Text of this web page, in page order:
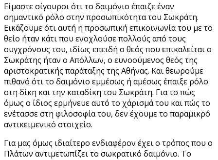
Είμαστε σίγουροι ότι το δαιμόνιο έπαιζε έναν
σημαντικό ρόλο στην προσωπικότητα του Σωκράτη.
Εικάζουμε ότι αυτή η προσωπική επικοινωνία του με το
θείο ήταν κάτι που ενοχλούσε πολλούς από τους
συγχρόνους του, ιδίως επειδή ο θεός που επικαλείται ο
Σωκράτης ήταν ο Απόλλων, ο ευνοούμενος θεός της
αριστοκρατικής παράταξης της Αθήνας. Και θεωρούμε
πιθανό ότι το δαιμόνιο εμμέσως ή αμέσως έπαιξε ρόλο
στη δίκη και την καταδίκη του Σωκράτη. Για το πώς
όμως ο ίδιος ερμήνευε αυτό το χάρισμά του και πώς το
ενέτασσε στη φιλοσοφία του, δεν έχουμε το παραμικρό
αντικειμενικό στοιχείο.
Για μας όμως ιδιαίτερο ενδιαφέρον έχει ο τρόπος που ο
Πλάτων αντιμετωπίζει το σωκρατικό δαιμόνιο. Το